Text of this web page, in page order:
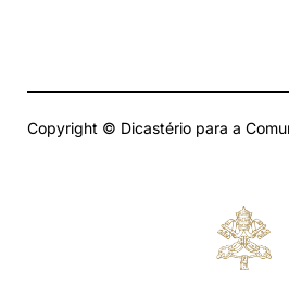
Copyright © Dicastério para a